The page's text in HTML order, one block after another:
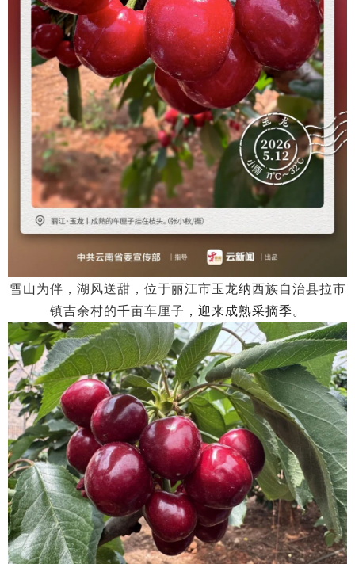
雪山为伴，湖风送甜，位于丽江市玉龙纳西族自治县拉市
镇吉余村的千亩车厘子 ， 迎来成熟采摘季。